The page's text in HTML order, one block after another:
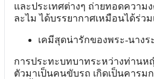
และประเทศต่างๆ ถ่ายทอดความ
ละไม ได้บรรยากาศเหมือนได้ร่ว
เคมีสุดน่ารักของพระ-นาง
การประทะบทบาทระหว่างท่าน
ตัวมาเป็นคนขับรถ เกิดเป็นคาร